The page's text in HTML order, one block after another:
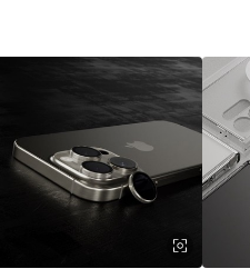
。 11. 若於 LINE 購物前往 Pinkoi 頁